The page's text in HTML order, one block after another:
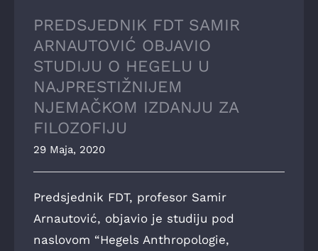
PREDSJEDNIK FDT SAMIR
ARNAUTOVIĆ OBJAVIO
STUDIJU O HEGELU U
NAJPRESTIŽNIJEM
NJEMAČKOM IZDANJU ZA
FILOZOFIJU
29 Maja, 2020
Predsjednik FDT, profesor Samir
Arnautović, objavio je studiju pod
naslovom “Hegels Anthropologie,